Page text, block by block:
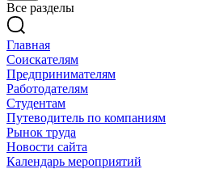
Все разделы
Главная
Соискателям
Предпринимателям
Работодателям
Студентам
Путеводитель по компаниям
Рынок труда
Новости сайта
Календарь мероприятий